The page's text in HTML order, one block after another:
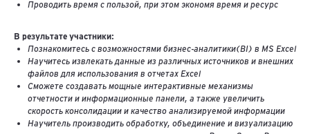
Проводить время с пользой, при этом экономя время и ресурс
В результате участники:
Познакомитесь с возможностями бизнес-аналитики(BI) в MS Excel
Научитесь извлекать данные из различных источников и внешних
файлов для использования в отчетах Excel
Сможете создавать мощные интерактивные механизмы
отчетности и информационные панели, а также увеличить
скорость консолидации и качество анализируемой информации
Научитель производить обработку, объединение и визуализацию